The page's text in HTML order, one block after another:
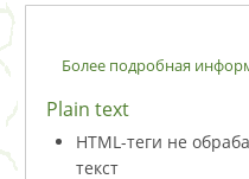
Более подробная
Plain text
HTML-теги не
текст